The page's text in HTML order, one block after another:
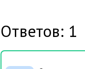
Ответов: 1